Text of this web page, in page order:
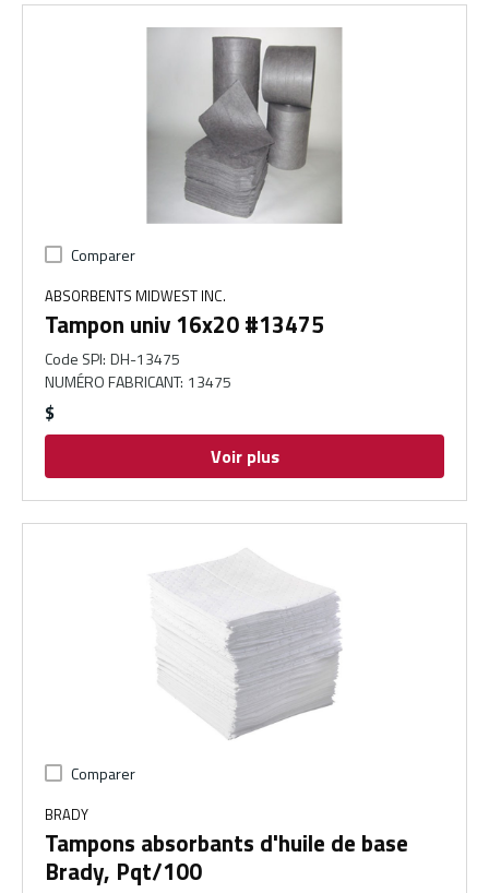
Comparer
ABSORBENTS MIDWEST INC.
Tampon univ 16x20 #13475
Code SPI: DH-13475
NUMÉRO FABRICANT: 13475
$
Voir plus
Comparer
BRADY
Tampons absorbants d'huile de base
Brady, Pqt/100